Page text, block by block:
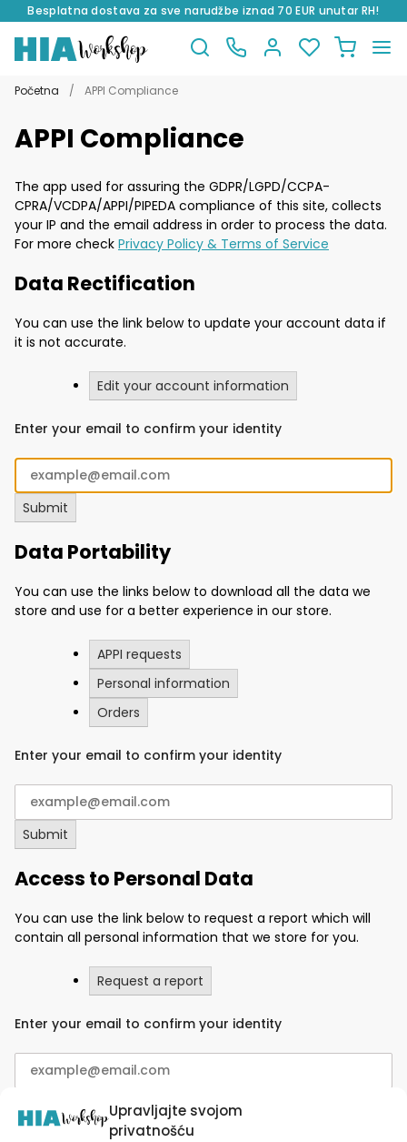
Upravljajte svojom
privatnošću
Besplatna dostava za sve narudžbe iznad 70 EUR unutar RH!
na
do
Početna / APPI Compliance
APPI Compliance
The app used for assuring the GDPR/LGPD/CCPA-
CPRA/VCDPA/APPI/PIPEDA compliance of this site, collects
your IP and the email address in order to process the data.
For more check Privacy Policy & Terms of Service
Data Rectification
You can use the link below to update your account data if
it is not accurate.
Edit your account information
Enter your email to confirm your identity
Data Portability
You can use the links below to download all the data we
store and use for a better experience in our store.
APPI requests
Personal information
Orders
Enter your email to confirm your identity
Access to Personal Data
You can use the link below to request a report which will
contain all personal information that we store for you.
Request a report
Enter your email to confirm your identity